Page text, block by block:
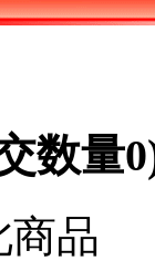
数量0
商品